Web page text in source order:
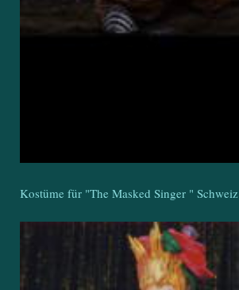
Kostüme für "The Masked Singer " Schweiz